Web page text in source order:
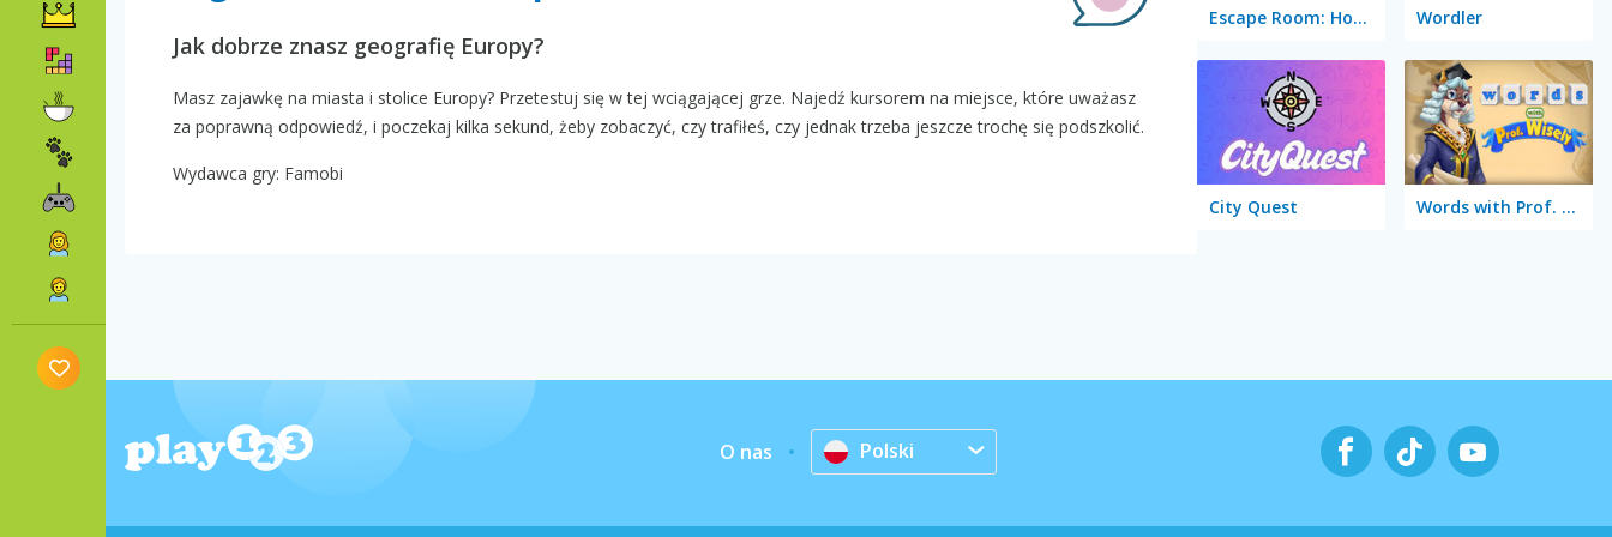
Jak dobrze znasz geografię Europy?
Masz zajawkę na miasta i stolice Europy? Przetestuj się w tej wciągającej grze. Najedź kursorem na miejsce, które uważasz
za poprawną odpowiedź, i poczekaj kilka sekund, żeby zobaczyć, czy trafiłeś, czy jednak trzeba jeszcze trochę się podszkolić.
Wydawca gry: Famobi
Escape Room: Home Escape Wordler
City Quest Words with Prof. Wisely
O nas Polski